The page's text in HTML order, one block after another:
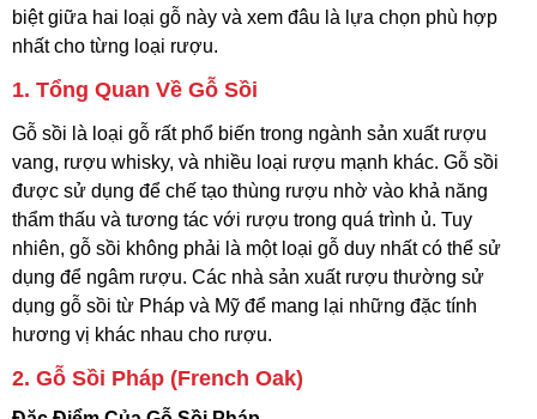
biệt giữa hai loại gỗ này và xem đâu là lựa chọn phù hợp
nhất cho từng loại rượu.
1. Tổng Quan Về Gỗ Sồi
Gỗ sồi là loại gỗ rất phổ biến trong ngành sản xuất rượu
vang, rượu whisky, và nhiều loại rượu mạnh khác. Gỗ sồi
được sử dụng để chế tạo thùng rượu nhờ vào khả năng
thẩm thấu và tương tác với rượu trong quá trình ủ. Tuy
nhiên, gỗ sồi không phải là một loại gỗ duy nhất có thể sử
dụng để ngâm rượu. Các nhà sản xuất rượu thường sử
dụng gỗ sồi từ Pháp và Mỹ để mang lại những đặc tính
hương vị khác nhau cho rượu.
2. Gỗ Sồi Pháp (French Oak)